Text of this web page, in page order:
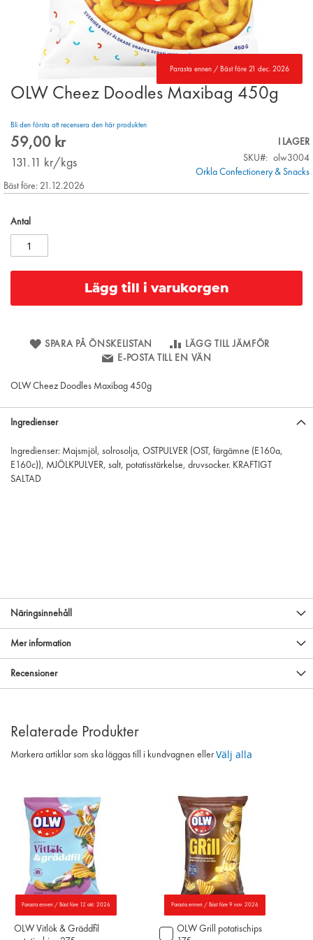
Parasta ennen / Bäst före 21 dec. 2026
Skip
of
the
gallery
OLW Cheez Doodles Maxibag 450g
Bli den första att recensera den här produkten
59,00 kr
131.11 kr/kgs
I LAGER
SKU
olw3004
Orkla Confectionery & Snacks
Bäst före: 21.12.2026
Antal
Lägg till i varukorgen
SPARA PÅ ÖNSKELISTAN
LÄGG TILL JÄMFÖR
E-POSTA TILL EN VÄN
OLW Cheez Doodles Maxibag 450g
Ingredienser
Ingredienser: Majsmjöl, solrosolja, OSTPULVER (OST, färgämne (E160a,
E160c)), MJÖLKPULVER, salt, potatisstärkelse, druvsocker. KRAFTIGT
SALTAD
Näringsinnehåll
Mer information
Recensioner
Relaterade Produkter
Markera artiklar som ska läggas till i kundvagnen eller Välj alla
Parasta ennen / Bäst före 12 okt. 2026
OLW Vitlök & Gräddfil
Parasta ennen / Bäst före 9 nov. 2026
OLW Grill potatischips
Lägg